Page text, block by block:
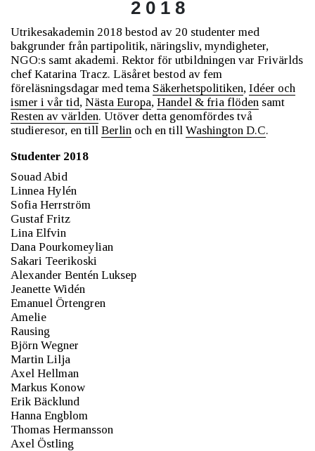
2 0 1 8
Utrikesakademin 2018 bestod av 20 studenter med
bakgrunder från partipolitik, näringsliv, myndigheter,
NGO:s samt akademi. Rektor för utbildningen var Frivärlds
chef Katarina Tracz. Läsåret bestod av fem
föreläsningsdagar med tema Säkerhetspolitiken, Idéer och
ismer i vår tid, Nästa Europa, Handel & fria flöden samt
Resten av världen. Utöver detta genomfördes två
studieresor, en till Berlin och en till Washington D.C.
Studenter 2018
Souad Abid
Linnea Hylén
Sofia Herrström
Gustaf Fritz
Lina Elfvin
Dana Pourkomeylian
Sakari Teerikoski
Alexander Bentén Luksep
Jeanette Widén
Emanuel Örtengren
Amelie
Rausing
Björn Wegner
Martin Lilja
Axel Hellman
Markus Konow
Erik Bäcklund
Hanna Engblom
Thomas Hermansson
Axel Östling